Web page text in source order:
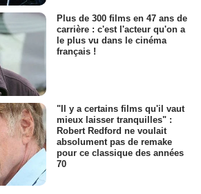
Plus de 300 films en 47 ans de
carrière : c'est l'acteur qu'on a
le plus vu dans le cinéma
français !
"Il y a certains films qu'il vaut
mieux laisser tranquilles" :
Robert Redford ne voulait
absolument pas de remake
pour ce classique des années
70